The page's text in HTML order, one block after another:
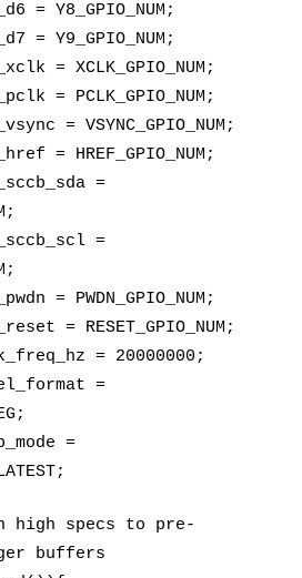
= Y8_GPIO_NUM;
= Y9_GPIO_NUM;
= XCLK_GPIO_NUM;
= PCLK_GPIO_NUM;
= VSYNC_GPIO_NUM;
= HREF_GPIO_NUM;
=
=
= PWDN_GPIO_NUM;
= RESET_GPIO_NUM;
= 20000000;
=
=
specs to pre-
buffers